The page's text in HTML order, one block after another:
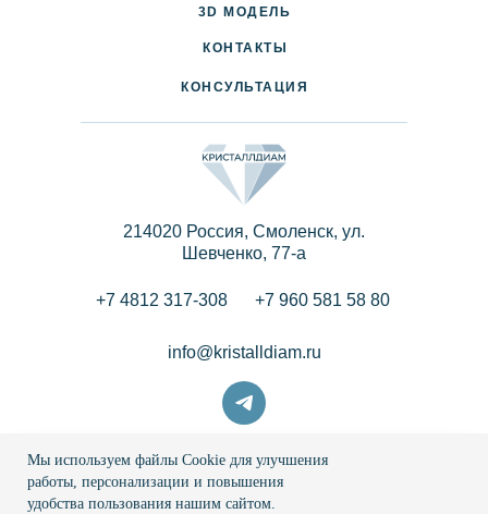
info@kristalldiam.ru
214020 Россия, Смоленск, ул.
Шевченко, 77-a
+7 4812 317-308 +7 960 581 58 80
КОНТАКТЫ
ПАРТНЕРАМ
3D МОДЕЛЬ
КОНСУЛЬТАЦИЯ
© 2026 Кристаллдиам
Мы используем файлы Cookie для улучшения
работы, персонализации и повышения
удобства пользования нашим сайтом.